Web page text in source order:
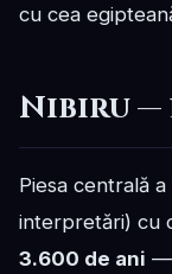
cu cea
Nibiru —
Piesa centrală
interpretări) cu
3.600 de ani —